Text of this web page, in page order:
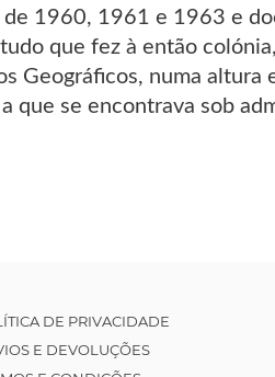
de 1960, 1961 e 1963 e
que fez à então
Geográficos, numa altura
que se encontrava sob
DE PRIVACIDADE
E DEVOLUÇÕES